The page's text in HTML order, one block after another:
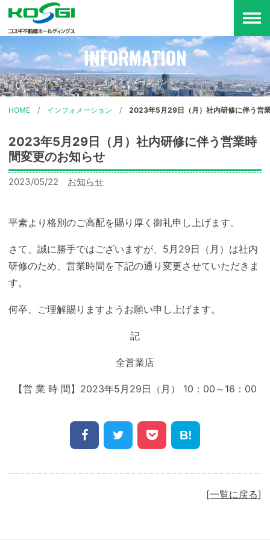
メ
ニ
インフォメーション
HOME インフォメーション 2023年5月29日（月）社内研修に伴う営
2023年5月29日（月）社内研修に伴う営業時
間変更のお知らせ
2023/05/22
カ
リー:
お知らせ
平素より格別のご高配を賜り厚く御礼申し上げます。
さて、誠に勝手ではございますが、5月29日（月）は社内
研修のため、営業時間を下記の通り変更させていただきま
す。
何卒、ご理解賜りますようお願い申し上げます。
記
全営業店
【営 業 時 間】2023年5月29日（月） 10：00～16：00
一覧に戻る